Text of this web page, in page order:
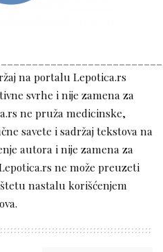
na portalu Lepotica.rs
svrhe i nije zamena za
ne pruža medicinske,
savete i sadržaj tekstova na
autora i nije zamena za
ne može preuzeti
nastalu korišćenjem